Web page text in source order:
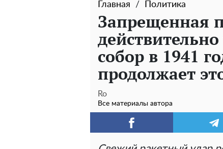
Главная Политика
Запрещенная
собор в 1941
продолжает
Ro
Все материалы автора